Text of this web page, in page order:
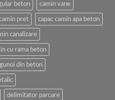
beton camin vane
pret capac camin apa beton
canalizare
cu rama beton
din beton
delimitator parcare